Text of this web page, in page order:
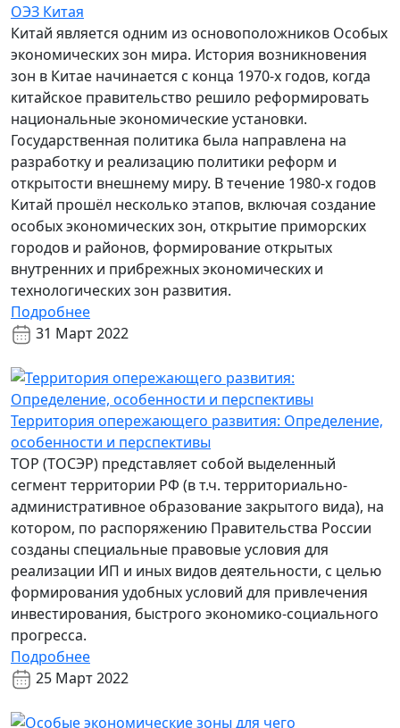
ОЭЗ Китая
Китай является одним из основоположников Особых
экономических зон мира. История возникновения
зон в Китае начинается с конца 1970-х годов, когда
китайское правительство решило реформировать
национальные экономические установки.
Государственная политика была направлена на
разработку и реализацию политики реформ и
открытости внешнему миру. В течение 1980-х годов
Китай прошёл несколько этапов, включая создание
особых экономических зон, открытие приморских
городов и районов, формирование открытых
внутренних и прибрежных экономических и
технологических зон развития.
Подробнее
31 Март 2022
Территория опережающего развития: Определение,
особенности и перспективы
ТОР (ТОСЭР) представляет собой выделенный
сегмент территории РФ (в т.ч. территориально-
административное образование закрытого вида), на
котором, по распоряжению Правительства России
созданы специальные правовые условия для
реализации ИП и иных видов деятельности, с целью
формирования удобных условий для привлечения
инвестирования, быстрого экономико-социального
прогресса.
Подробнее
25 Март 2022